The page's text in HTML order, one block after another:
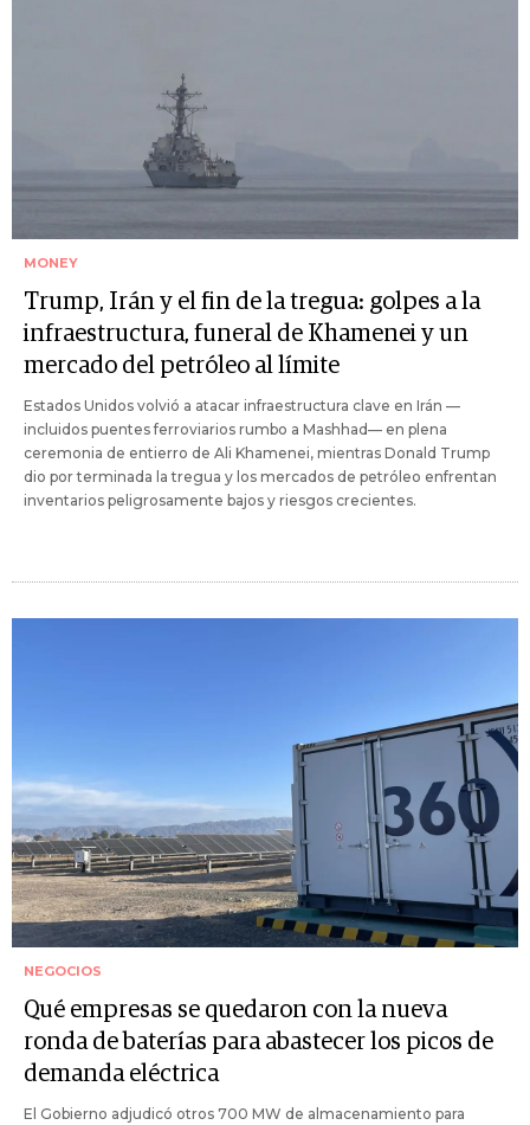
MONEY
Trump, Irán y el fin de la tregua: golpes a la
infraestructura, funeral de Khamenei y un
mercado del petróleo al límite
Estados Unidos volvió a atacar infraestructura clave en Irán —
incluidos puentes ferroviarios rumbo a Mashhad— en plena
ceremonia de entierro de Ali Khamenei, mientras Donald Trump
dio por terminada la tregua y los mercados de petróleo enfrentan
inventarios peligrosamente bajos y riesgos crecientes.
NEGOCIOS
Qué empresas se quedaron con la nueva
ronda de baterías para abastecer los picos de
demanda eléctrica
El Gobierno adjudicó otros 700 MW de almacenamiento para